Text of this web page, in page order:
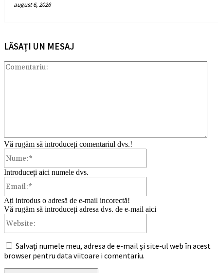
august 6, 2026
LĂSAȚI UN MESAJ
Vă rugăm să introduceți comentariul dvs.!
Introduceți aici numele dvs.
Ați introdus o adresă de e-mail incorectă!
Vă rugăm să introduceți adresa dvs. de e-mail aici
Salvați numele meu, adresa de e-mail și site-ul web în acest
browser pentru data viitoare i comentariu.